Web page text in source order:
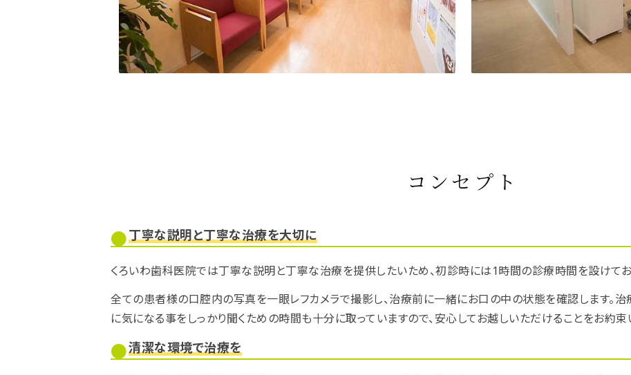
コンセプト
丁寧な説明と丁寧な治療を大切に
くろいわ歯科医院では丁寧な説明と丁寧な治療を提供したいため、初診時には1時間の診療時間を設けてお
全ての患者様の口腔内の写真を一眼レフカメラで撮影し、治療前に一緒にお口の中の状態を確認します。治
に気になる事をしっかり聞くための時間も十分に取っていますので、安心してお越しいただけることをお約束
清潔な環境で治療を